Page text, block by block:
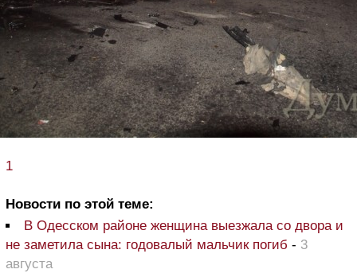
1
Новости по этой теме:
В Одесском районе женщина выезжала со двора и
не заметила сына: годовалый мальчик погиб - 3
августа